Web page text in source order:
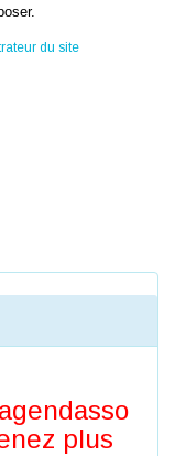
du site
plus